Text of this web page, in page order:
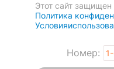
Этот сайт
Политика
Номер: